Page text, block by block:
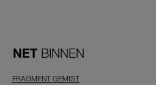
NET BINNEN
FRAGMENT GEMIST